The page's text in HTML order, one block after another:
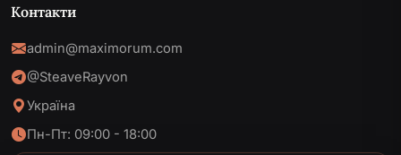
Контакти
admin@maximorum.com
@SteaveRayvon
Україна
Пн-Пт: 09:00 - 18:00